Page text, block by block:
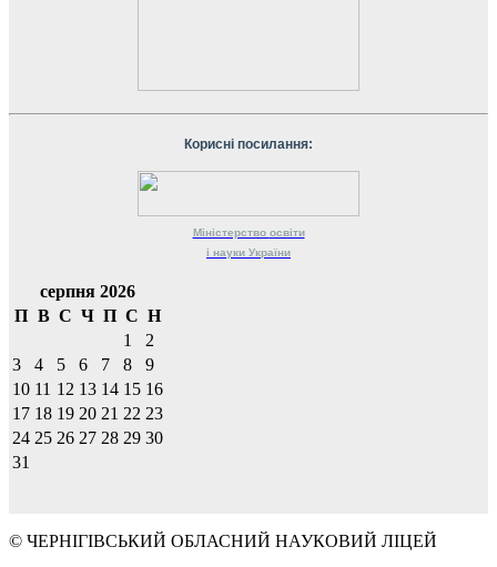
Корисні посилання:
Міністерство освіти
і науки України
серпня 2026
П В С Ч П С Н
1
2
3
4 5 6 7 8
9
10 11 12 13 14 15 16
17 18 19 20 21 22 23
24 25 26 27 28 29 30
31
© ЧЕРНІГІВСЬКИЙ ОБЛАСНИЙ НАУКОВИЙ ЛІЦЕЙ